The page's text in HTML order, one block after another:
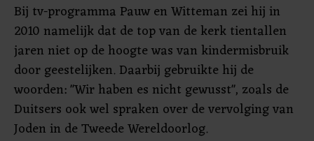
Bij tv-programma Pauw en Witteman zei hij in
2010 namelijk dat de top van de kerk tientallen
jaren niet op de hoogte was van kindermisbruik
door geestelijken. Daarbij gebruikte hij de
woorden: "Wir haben es nicht gewusst", zoals de
Duitsers ook wel spraken over de vervolging van
Joden in de Tweede Wereldoorlog.